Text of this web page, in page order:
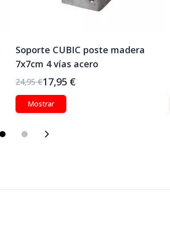
Soporte CUBIC poste madera
7x7cm 4 vías acero
24,95 €17,95 €
Mostrar